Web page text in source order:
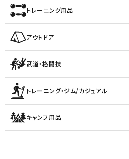
トレーニング用品
アウトドア
武道・格闘技
トレーニング・ジム/カジュアル
キャンプ用品